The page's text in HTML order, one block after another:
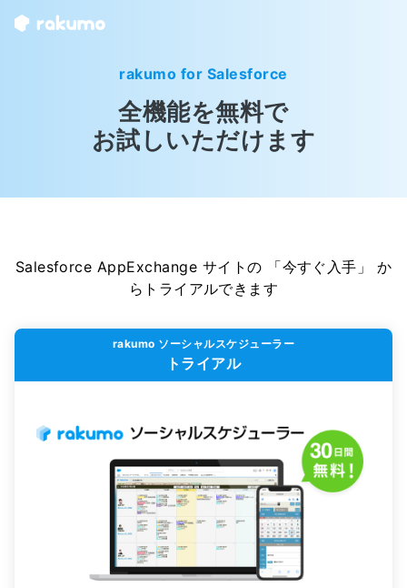
rakumo for Salesforce
全機能を無料で
お試しいただけます
Salesforce AppExchange サイトの 「今すぐ入手」 か
らトライアルできます
rakumo ソーシャルスケジューラー
トライアル